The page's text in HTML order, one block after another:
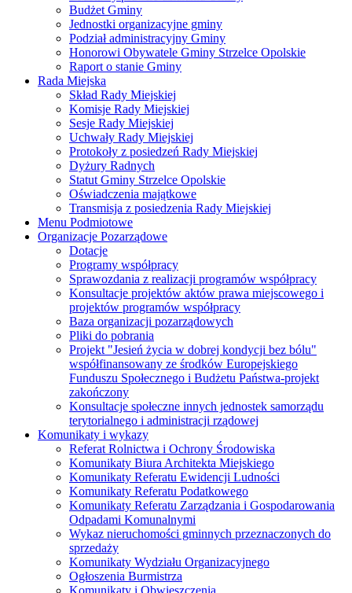
Budżet Gminy
Jednostki organizacyjne gminy
Podział administracyjny Gminy
Honorowi Obywatele Gminy Strzelce Opolskie
Raport o stanie Gminy
Rada Miejska
Skład Rady Miejskiej
Komisje Rady Miejskiej
Sesje Rady Miejskiej
Uchwały Rady Miejskiej
Protokoły z posiedzeń Rady Miejskiej
Dyżury Radnych
Statut Gminy Strzelce Opolskie
Oświadczenia majątkowe
Transmisja z posiedzenia Rady Miejskiej
Menu Podmiotowe
Organizacje Pozarządowe
Dotacje
Programy współpracy
Sprawozdania z realizacji programów współpracy
Konsultacje projektów aktów prawa miejscowego i
projektów programów współpracy
Baza organizacji pozarządowych
Pliki do pobrania
Projekt "Jesień życia w dobrej kondycji bez bólu"
współfinansowany ze środków Europejskiego
Funduszu Społecznego i Budżetu Państwa-projekt
zakończony
Konsultacje społeczne innych jednostek samorządu
terytorialnego i administracji rządowej
Komunikaty i wykazy
Referat Rolnictwa i Ochrony Środowiska
Komunikaty Biura Architekta Miejskiego
Komunikaty Referatu Ewidencji Ludności
Komunikaty Referatu Podatkowego
Komunikaty Referatu Zarządzania i Gospodarowania
Odpadami Komunalnymi
Wykaz nieruchomości gminnych przeznaczonych do
sprzedaży
Komunikaty Wydziału Organizacyjnego
Ogłoszenia Burmistrza
Komunikaty i Obwieszczenia